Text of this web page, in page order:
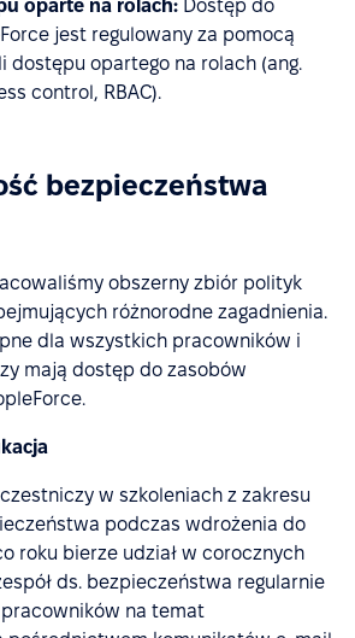
oparte na rolach: Dostęp do
jest regulowany za pomocą
dostępu opartego na rolach (ang.
control, RBAC).
bezpieczeństwa
obszerny zbiór polityk
różnorodne zagadnienia.
dla wszystkich pracowników i
mają dostęp do zasobów
w szkoleniach z zakresu
podczas wdrożenia do
roku bierze udział w corocznych
ds. bezpieczeństwa regularnie
na temat